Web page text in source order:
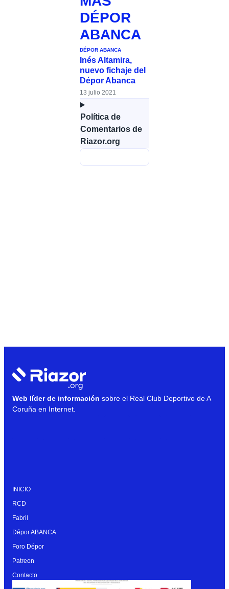
DÉPOR
ABANCA
DÉPOR ABANCA
Inés Altamira,
nuevo fichaje del
Dépor Abanca
13 julio 2021
Política de
Comentarios de
Riazor.org
Web líder de información sobre el Real Club Deportivo de A
Coruña en Internet.
INICIO
RCD
Fabril
Dépor ABANCA
Foro Dépor
Patreon
Contacto